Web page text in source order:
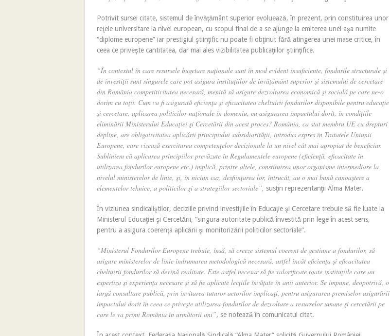
Potrivit sursei citate, sistemul de învăţământ superior evoluează, în prezent, prin constituirea unor
reţele universitare la nivel european, cu scopul final de a se ajunge la emiterea unei aşa numite
“diplome europene” iar prestigiul ştiinţific nu poate fi obţinut fără atingerea unei mase critice, în
ceea ce priveşte cantitatea, dar mai ales vizibilitatea publicaţiilor ştiinţifice.
“În contextul în care resursele bugetare naţionale sunt în mod evident insuficiente, fondurile structurale şi
de investiţii sunt singurele care pot asigura instituţiilor de învăţământ superior şi sistemului de cercetare
din România competitivitatea necesară, menită să asigure dezvoltarea economică şi socială pe care ne-o
dorim cu toţii. Cum va fi asigurată eficienţa şi eficacitatea cheltuirii fondurilor disponibile pentru educaţie
şi cercetare, aplicarea politicilor naţionale în domeniu, cu asigurarea impactului dorit, în condiţiile
eliminării Ministerului Educaţiei şi Cercetării din acest proces? România, ca stat membru UE cu drepturi
depline, are obligativitatea aplicării principiului subsidiarităţii, introdus expres în Tratatele Uniunii
Europene, care vizează exercitarea competenţelor decizionale la un nivel cât mai apropiat de beneficiar.
Subliniem că aplicarea principiilor prevăzute în Regulamentele europene (eficienţă, eficacitate în
utilizarea fondurilor europene etc.) implică, printre altele, constituirea unor organisme intermediare la
nivelul ministerelor de linie, şi, în niciun caz, desfiinţarea lor, întrucât, au o mai bună cunoaştere a
elementelor tehnice, a politicilor şi a strategiilor sectoriale”, susţin reprezentanţii Alma Mater.
În viziunea sindicaliştilor, deciziile privind investiţiile în Educaţie şi Cercetare trebuie să fie luate la
Ministerul Educaţiei şi Cercetării, “singura autoritate publică învestită prin lege în acest sens,
pentru a asigura coerenţa aplicării şi monitorizării politicilor sectoriale”.
“Ministerul Fondurilor Europene trebuie, însă, să creeze sistemul coerent de gestiune a fondurilor, să
asigure ministerelor de linie îndrumarea metodologică necesară, astfel încât eficienţa şi eficacitatea
cheltuirii fondurilor să devină realitate. Este astfel necesar să fie valorificate toate instituţiile care au
expertiza şi experienţa necesare şi să fie aplicate lecţiile învăţate în anii anterior. Se impune, deopotrivă, o
largă consultare publică, prin invitarea tuturor actorilor implicaţi, pentru asigurarea premiselor asigurării
impactului dorit în ceea ce priveşte utilizarea fondurilor de dezvoltare a resurselor umane şi cercetării pe
care le va primi România în următorii ani”, se notează în comunicatul citat.